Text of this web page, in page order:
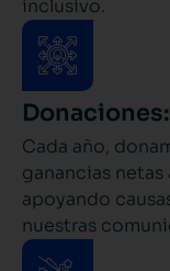
inclusivo.
Donaciones:
Cada año,
ganancias
apoyando
nuestras